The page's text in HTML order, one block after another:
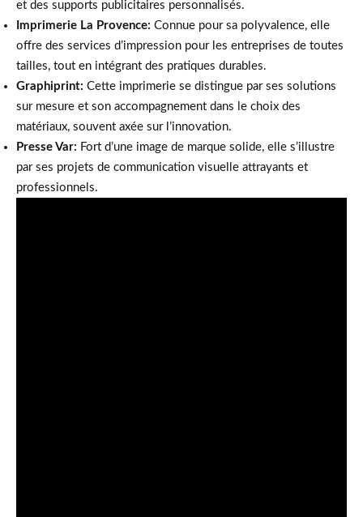
et des supports publicitaires personnalisés.
Imprimerie La Provence: Connue pour sa polyvalence, elle
offre des services d’impression pour les entreprises de toutes
tailles, tout en intégrant des pratiques durables.
Graphiprint: Cette imprimerie se distingue par ses solutions
sur mesure et son accompagnement dans le choix des
matériaux, souvent axée sur l’innovation.
Presse Var: Fort d’une image de marque solide, elle s’illustre
par ses projets de communication visuelle attrayants et
professionnels.